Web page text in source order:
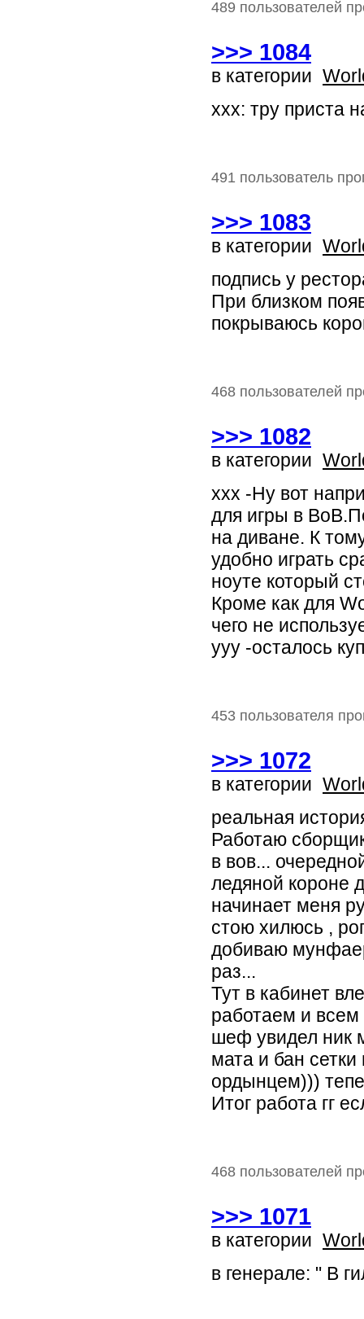
489 пользователей
>>> 1084
в категории
xxx: тру приста
491 пользователь
>>> 1083
в категории
подпись у
При близком
покрываюсь
468 пользователей
>>> 1082
в категории
ххх -Ну вот
для игры в
на диване. К
удобно играть
ноуте который
Кроме как для
чего не
yyy -осталось
453 пользователя
>>> 1072
в категории
реальная
Работаю
в вов...
ледяной короне
начинает меня
стою хилюсь ,
добиваю
раз...
Тут в кабинет
работаем и всем
шеф увидел ник
мата и бан
ордынцем)))
Итог работа гг
468 пользователей
>>> 1071
в категории
в генерале: " В